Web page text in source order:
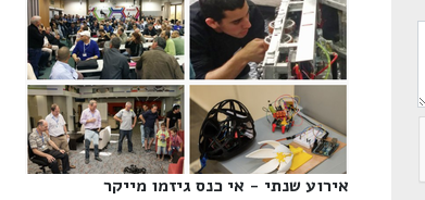
אירוע שנתי - אי כנס גיזמו מייקר‎